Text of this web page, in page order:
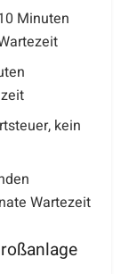
Minuten
kein
Wartezeit